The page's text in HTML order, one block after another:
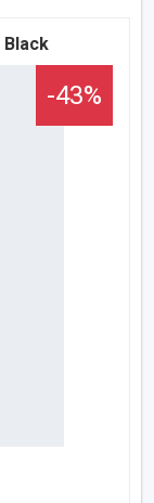
Black
-43%